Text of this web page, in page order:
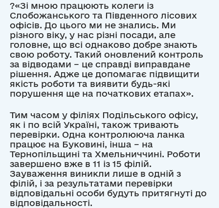
?«Зі мною працюють колеги із
Слобожанського та Південного лісових
офісів. До цього ми не знались. Ми
різного віку, у нас різні посади, але
головне, що всі однаково добре знають
свою роботу. Такий оновлений контроль
за відводами – це справді виправдане
рішення. Адже це допомагає підвищити
якість роботи та виявити будь-які
порушення ще на початкових етапах».
Тим часом у філіях Подільського офісу,
як і по всій Україні, також тривають
перевірки. Одна контролююча ланка
працює на Буковині, інша – на
Тернопільщині та Хмельниччині. Роботи
завершено вже в 11 із 15 філій.
Зауваження виникли лише в одній з
філій, і за результатами перевірки
відповідальні особи будуть притягнуті до
відповідальності.